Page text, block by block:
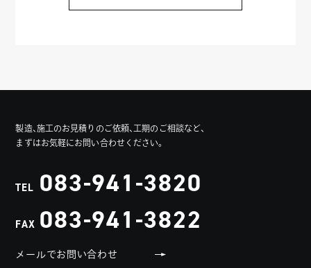
製造、施工のお見積りのご依頼、工期のご相談など、
まずはお気軽にお問い合わせください。
TEL 083-941-3820
FAX 083-941-3822
メールでお問い合わせ